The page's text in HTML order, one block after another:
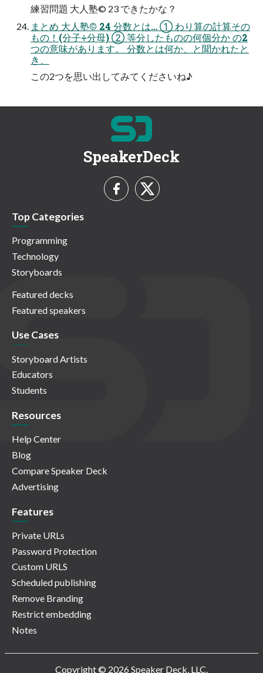
練習問題 大人塾© 23 できたかな？
まとめ 大人塾© 24 分数とは… ① わり算の計算その
もの！(分子÷分母) ② 等分したものの何個分か の2
つの意味があります。 分数とは何か、と聞かれたと
き、
この2つを思い出してみてくださいね♪
SpeakerDeck
Top Categories
Programming
Technology
Storyboards
Featured decks
Featured speakers
Use Cases
Storyboard Artists
Educators
Students
Resources
Help Center
Blog
Compare Speaker Deck
Advertising
Features
Private URLs
Password Protection
Custom URLS
Scheduled publishing
Remove Branding
Restrict embedding
Notes
Copyright © 2026 Speaker Deck, LLC.